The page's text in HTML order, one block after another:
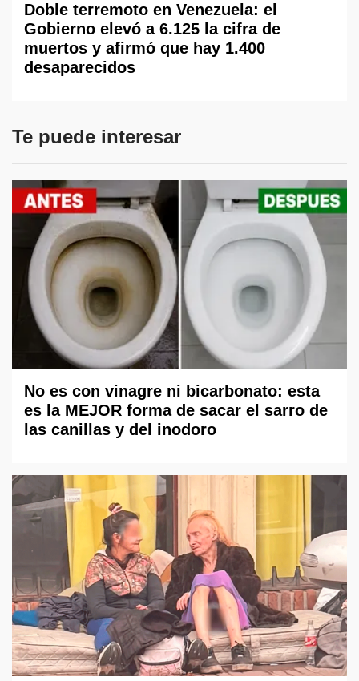
Doble terremoto en Venezuela: el
Gobierno elevó a 6.125 la cifra de
muertos y afirmó que hay 1.400
desaparecidos
Te puede interesar
No es con vinagre ni bicarbonato: esta
es la MEJOR forma de sacar el sarro de
las canillas y del inodoro